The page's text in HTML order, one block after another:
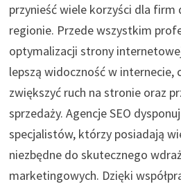
przynieść wiele korzyści dla firm
regionie. Przede wszystkim
optymalizacji strony
lepszą widoczność w internecie,
zwiększyć ruch na stronie oraz
sprzedaży. Agencje SEO
specjalistów, którzy posiadają
niezbędne do skutecznego
marketingowych. Dzięki